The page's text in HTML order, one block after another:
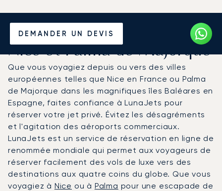
DEMANDER UN DEVIS
Louer un Jet Privé entre
Nice et Palma de Majorque
Que vous voyagiez depuis ou vers des villes
européennes telles que Nice en France ou Palma
de Majorque dans les magnifiques îles Baléares en
Espagne, faites confiance à LunaJets pour
réserver votre jet privé. Évitez les désagréments
et l'agitation des aéroports commerciaux.
LunaJets est un service de réservation en ligne de
renommée mondiale qui permet aux voyageurs de
réserver facilement des vols de luxe vers des
destinations aux quatre coins du globe. Que vous
voyagiez à Nice ou à Palma pour une escapade de